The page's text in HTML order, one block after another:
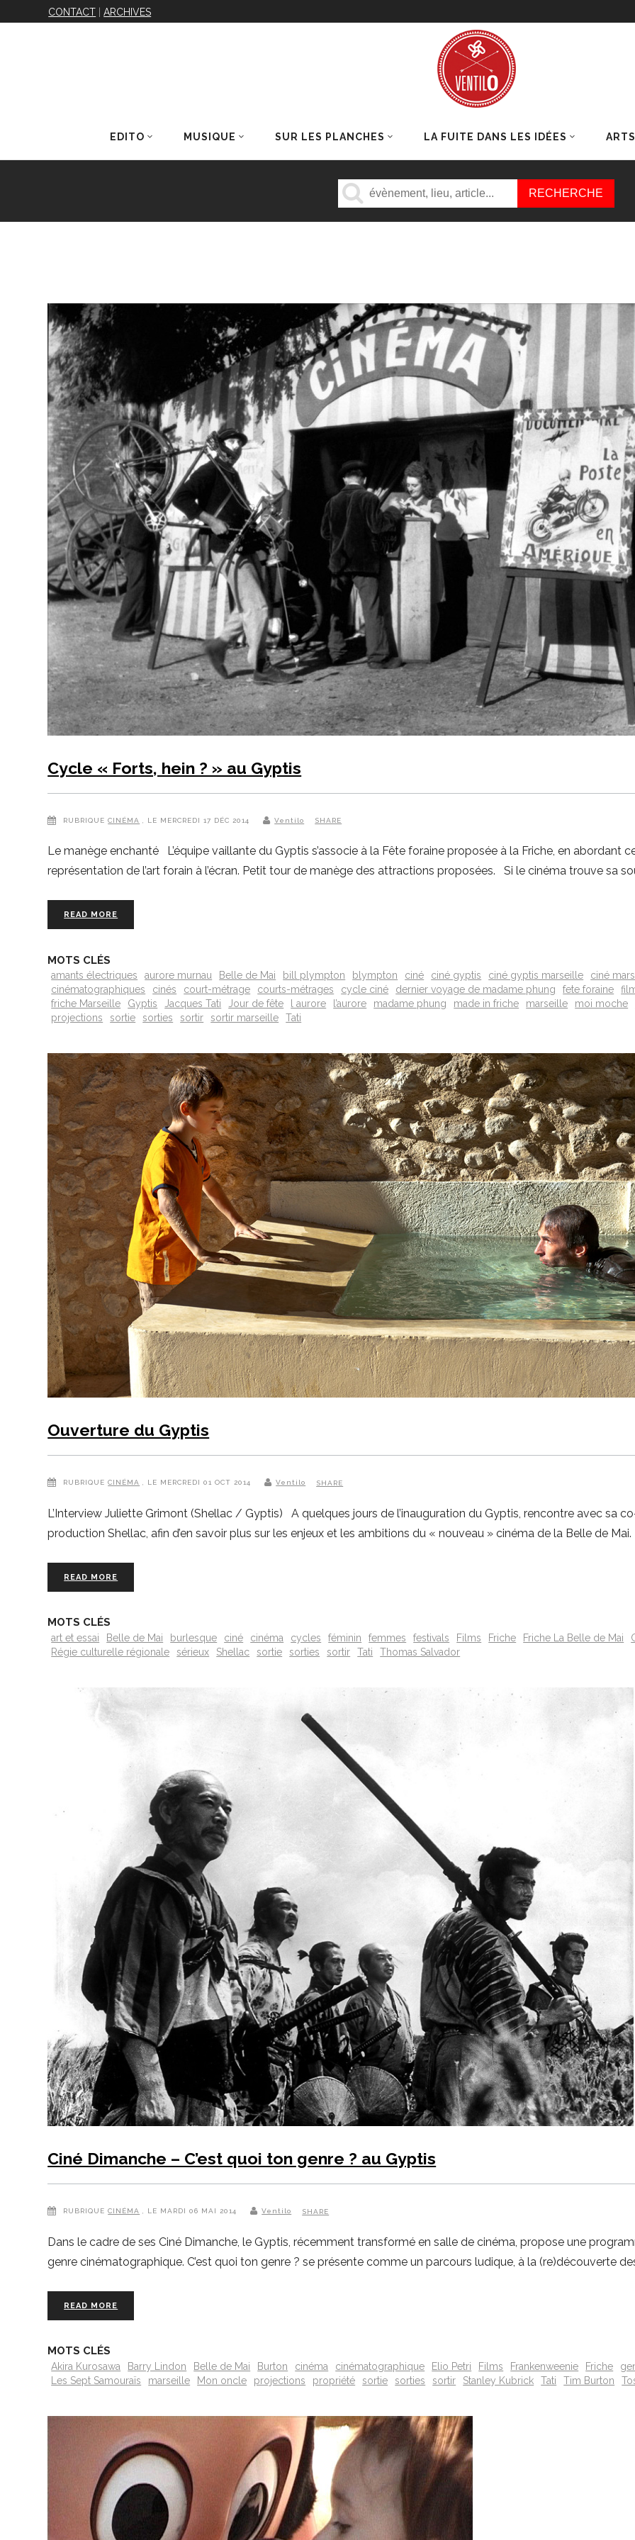
CONTACT |ARCHIVES
EDITO MUSIQUE SUR LES PLANCHES LA FUITE DANS LES IDÉES ARTS
Cycle « Forts, hein ? » au Gyptis
RUBRIQUE CINÉMA , LE MERCREDI 17 DÉC 2014 Ventilo SHARE
Le manège enchanté L’équipe vaillante du Gyptis s’associe à la Fête foraine proposée à la Friche, en abordant
représentation de l’art forain à l’écran. Petit tour de manège des attractions proposées. Si le cinéma trouve sa
READ MORE
MOTS CLÉS
amants électriques aurore murnau Belle de Mai bill plympton blympton ciné ciné gyptis ciné gyptis marseille ciné
cinématographiques
cinés court-métrage courts-métrages cycle ciné dernier voyage de madame phung fete foraine
friche Marseille
Gyptis Jacques Tati Jour de fête l aurore l’aurore madame phung made in friche marseille moi moche
projections
sortie sorties sortir sortir marseille Tati
Ouverture du Gyptis
RUBRIQUE CINÉMA , LE MERCREDI 01 OCT 2014 Ventilo SHARE
L’Interview Juliette Grimont (Shellac / Gyptis) A quelques jours de l’inauguration du Gyptis, rencontre avec sa
production Shellac, afin d’en savoir plus sur les enjeux et les ambitions du « nouveau » cinéma de la Belle de
READ MORE
MOTS CLÉS
art et essai Belle de Mai burlesque ciné cinéma cycles féminin femmes festivals Films Friche Friche La Belle de Mai
Régie culturelle régionale
sérieux Shellac sortie sorties sortir Tati Thomas Salvador
Ciné Dimanche – C’est quoi ton genre ? au Gyptis
RUBRIQUE CINÉMA , LE MARDI 06 MAI 2014 Ventilo SHARE
Dans le cadre de ses Ciné Dimanche, le Gyptis, récemment transformé en salle de cinéma, propose une
genre cinématographique. C’est quoi ton genre ? se présente comme un parcours ludique, à la (re)découverte
READ MORE
MOTS CLÉS
Akira Kurosawa Barry Lindon Belle de Mai Burton cinéma cinématographique Elio Petri Films Frankenweenie Friche
Les Sept Samouraïs
marseille Mon oncle projections propriété sortie sorties sortir Stanley Kubrick Tati Tim Burton